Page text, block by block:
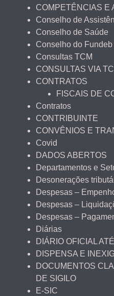
COMPETÊNCIAS E
Conselho de
Conselho de Saúde
Conselho do Fundeb
Consultas TCM
CONSULTAS VIA
CONTRATOS
FISCAIS DE
Contratos
CONTRIBUINTE
CONVÊNIOS E
Covid
DADOS ABERTOS
Departamentos e
Desonerações
Despesas –
Despesas –
Despesas –
Diárias
DIÁRIO OFICIAL
DISPENSA E
DOCUMENTOS
DE SIGILO
E-SIC